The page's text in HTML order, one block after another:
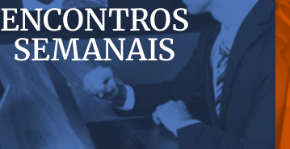
ENCONTROS
SEMANAIS